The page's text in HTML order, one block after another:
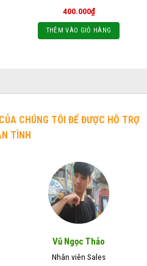
400.000₫
THÊM VÀO GIỎ HÀNG
CHÚNG TÔI ĐỂ ĐƯỢC HỖ TRỢ
TÌNH
Vũ Ngọc Thảo
Nhân viên Sales